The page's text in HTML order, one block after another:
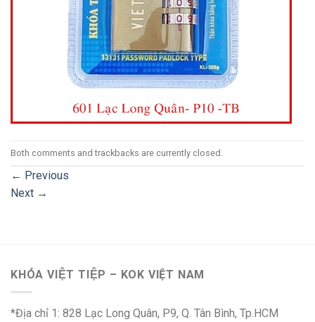
Both comments and trackbacks are currently closed.
← Previous
Next →
KHÓA VIỆT TIỆP – KOK VIỆT NAM
*Địa chỉ 1: 828 Lạc Long Quân, P9, Q. Tân Bình, Tp.HCM